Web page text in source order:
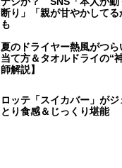
断り」「親が甘やかして
も
夏のドライヤー熱風がつ
当て方＆タオルドライの“
師解説】
ロッテ「スイカバー」が
とり食感＆じっくり堪能